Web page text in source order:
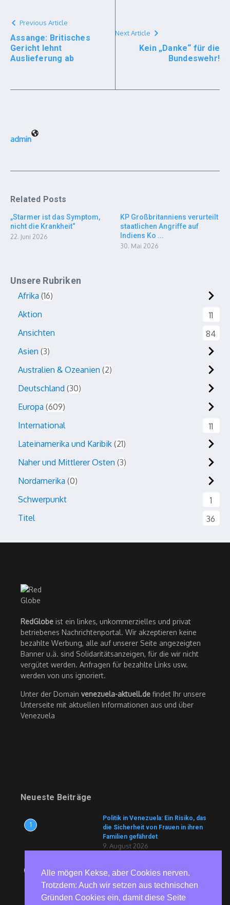
Previous Article
Assange: Britisches
Gericht lehnt
Auslieferung ab
Next Article
Kein „Danke“ für die
Bundeswehr!
admin
Related Posts
„Starmer ist das Symptom,
nicht die Krankheit“
22. Juni 2026
KP Großbritanniens verurteilt
staatlichen Angriffe auf
Indiens Ko ...
30. Mai 2026
Unsere Rubriken
Afrika 16
Aktion
11
Ansichten
84
Asien 3
Australien & Ozeanien 2
Deutschland 30
Europa 609
International
11
Lateinamerika und Karibik 21
Naher und Mittlerer Osten 3
Nordamerika 0
Schwerpunkt
1
Titel
36
RedGlobe ist ein linkes, unkommerzielles und privat
betriebenes Nachrichtenportal. Wir akzeptieren keine
bezahlte Werbung, alle auf unserer Seite angezeigten
Banner u.ä. sind Solidaritätsanzeigen, für die wir nicht
vergütet werden. Anfragen für bezahlte Links usw.
werden von uns ignoriert.
Unter der Domain venezuela-aktuell.de findet Ihr unsere
Unterseite mit aktuellen Informationen aus und über
Venezuela
Neueste Beiträge
1
Politik in Venezuela: Ein Risiko, das
die Sicherheit von Frauen in ihren
Familien gefährdet
9. August 2026
Haushalt: Merz und Konsorten sind
keine Retter, sondern die
8. August 2026
Alle mögen Kekse, aber Cookies nerven.
Trotzdem: Auch wir setzen aus technischen
Gründen Cookies ein, damit diese Seite